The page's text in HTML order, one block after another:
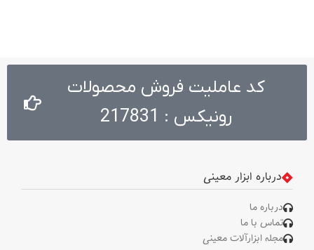
کد عاملیت فروش محصولات
رونیکس : 217831
درباره ابزار معینی
درباره ما
تماس با ما
مجله ابزارآلات معینی